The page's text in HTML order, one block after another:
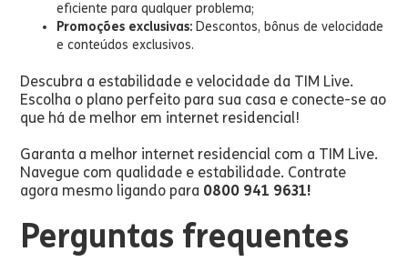
eficiente para qualquer problema;
Promoções exclusivas: Descontos, bônus de velocidade
e conteúdos exclusivos.
Descubra a estabilidade e velocidade da TIM Live.
Escolha o plano perfeito para sua casa e conecte-se ao
que há de melhor em internet residencial!
Garanta a melhor internet residencial com a TIM Live.
Navegue com qualidade e estabilidade. Contrate
agora mesmo ligando para 0800 941 9631!
Perguntas frequentes